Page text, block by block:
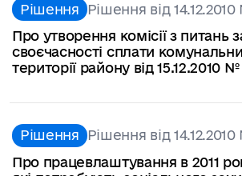
Рішення Рішення від
Про утворення комісії з питань
своєчасності сплати
території району від 15.12.2010
Рішення Рішення від
Про працевлаштування в 2011